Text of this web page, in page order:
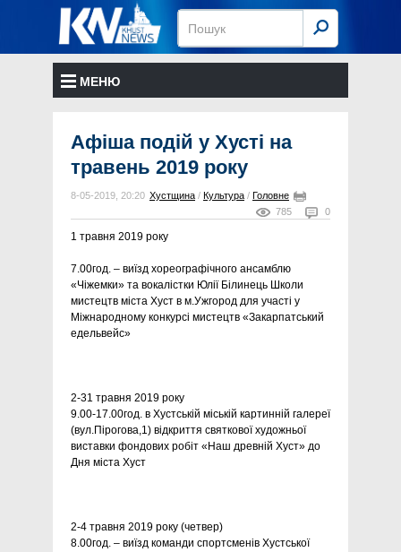
МЕНЮ
Афіша подій у Хусті на
травень 2019 року
8-05-2019, 20:20 Хустщина / Культура / Головне
0
785
1 травня 2019 року
7.00год. – виїзд хореографічного ансамблю
«Чіжемки» та вокалістки Юлії Білинець Школи
мистецтв міста Хуст в м.Ужгород для участі у
Міжнародному конкурсі мистецтв «Закарпатський
едельвейс»
2-31 травня 2019 року
9.00-17.00год. в Хустській міській картинній галереї
(вул.Пірогова,1) відкриття святкової художньої
виставки фондових робіт «Наш древній Хуст» до
Дня міста Хуст
2-4 травня 2019 року (четвер)
8.00год. – виїзд команди спортсменів Хустської